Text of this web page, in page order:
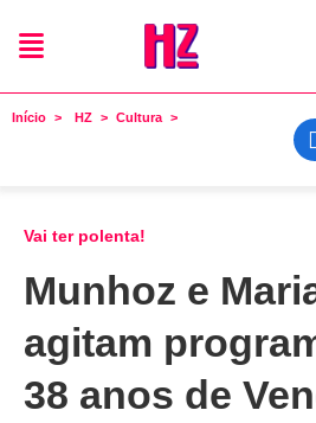
Início HZ Cultura
Vai ter polenta!
Munhoz e
agitam
38 anos de